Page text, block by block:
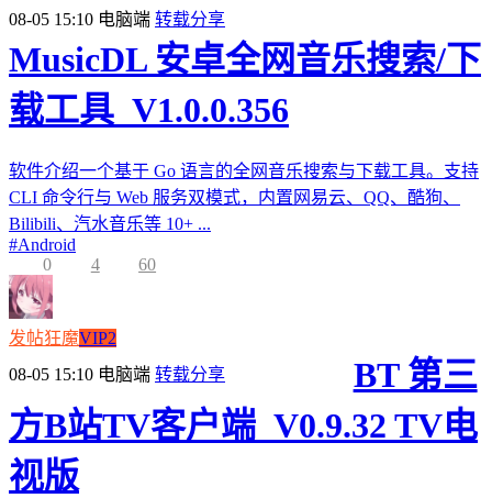
08-05 15:10 电脑端 转载分享
MusicDL 安卓全网音乐搜索/下
载工具_V1.0.0.356
软件介绍一个基于 Go 语言的全网音乐搜索与下载工具。支持
CLI 命令行与 Web 服务双模式，内置网易云、QQ、酷狗、
Bilibili、汽水音乐等 10+ ...
#Android
0
4 60
发帖狂魔VIP2
08-05 15:10 电脑端 转载分享
BT 第三
方B站TV客户端_V0.9.32 TV电
视版